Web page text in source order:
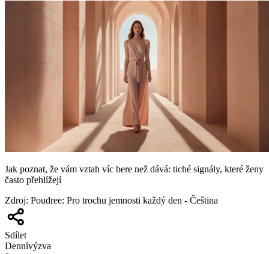
Jak poznat, že vám vztah víc bere než dává: tiché signály, které ženy
často přehlížejí
Zdroj: Poudree: Pro trochu jemnosti každý den - Čeština
Sdílet
Dennívýzva